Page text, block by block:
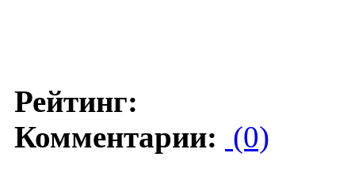
Рейтинг:
Комментарии: (0)